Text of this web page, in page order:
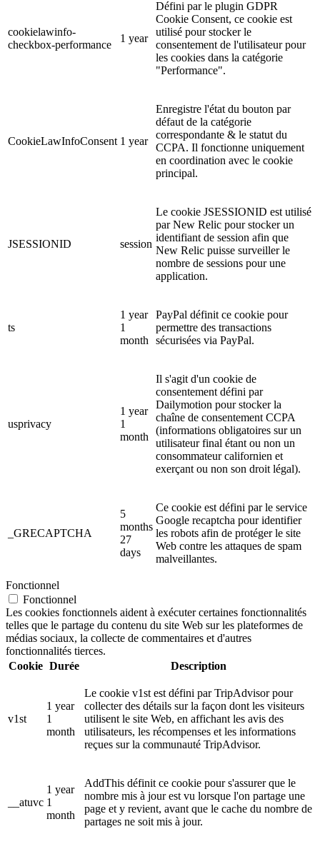
cookielawinfo-
checkbox-performance
1 year
Défini par le plugin GDPR
Cookie Consent, ce cookie est
utilisé pour stocker le
consentement de l'utilisateur pour
les cookies dans la catégorie
"Performance".
CookieLawInfoConsent 1 year
Enregistre l'état du bouton par
défaut de la catégorie
correspondante & le statut du
CCPA. Il fonctionne uniquement
en coordination avec le cookie
principal.
JSESSIONID session
Le cookie JSESSIONID est utilisé
par New Relic pour stocker un
identifiant de session afin que
New Relic puisse surveiller le
nombre de sessions pour une
application.
ts
1 year
1
month
PayPal définit ce cookie pour
permettre des transactions
sécurisées via PayPal.
usprivacy
1 year
1
month
Il s'agit d'un cookie de
consentement défini par
Dailymotion pour stocker la
chaîne de consentement CCPA
(informations obligatoires sur un
utilisateur final étant ou non un
consommateur californien et
exerçant ou non son droit légal).
_GRECAPTCHA
5
months
27
days
Ce cookie est défini par le service
Google recaptcha pour identifier
les robots afin de protéger le site
Web contre les attaques de spam
malveillantes.
Fonctionnel
Fonctionnel
Les cookies fonctionnels aident à exécuter certaines fonctionnalités
telles que le partage du contenu du site Web sur les plateformes de
médias sociaux, la collecte de commentaires et d'autres
fonctionnalités tierces.
Cookie Durée Description
v1st
1 year
1
month
Le cookie v1st est défini par TripAdvisor pour
collecter des détails sur la façon dont les visiteurs
utilisent le site Web, en affichant les avis des
utilisateurs, les récompenses et les informations
reçues sur la communauté TripAdvisor.
__atuvc
1 year
1
month
AddThis définit ce cookie pour s'assurer que le
nombre mis à jour est vu lorsque l'on partage une
page et y revient, avant que le cache du nombre de
partages ne soit mis à jour.